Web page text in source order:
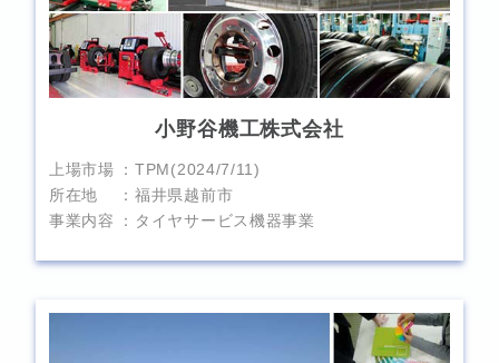
小野谷機工株式会社
上場市場
TPM(2024/7/11)
所在地
福井県越前市
事業内容
タイヤサービス機器事業